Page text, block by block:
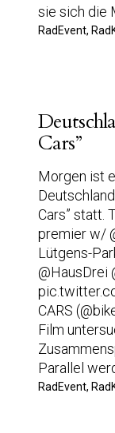
sie sich die
RadEvent,
Cars”
Morgen ist
Cars” statt.
premier w/
Lütgens-
@HausDrei
CARS
Film
Parallel
RadEvent,